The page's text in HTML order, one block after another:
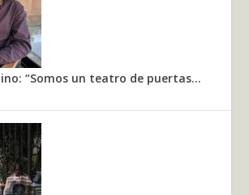
“Somos un teatro de puertas...